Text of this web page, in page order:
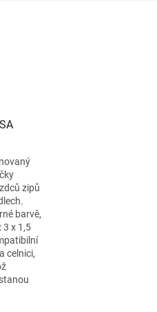
zipů
barvě,
3 x 1,5
celnici,